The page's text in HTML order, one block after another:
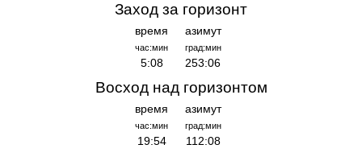
Заход за горизонт
время
час:мин
5:08
азимут
град:мин
253:06
Восход над горизонтом
время
час:мин
19:54
азимут
град:мин
112:08